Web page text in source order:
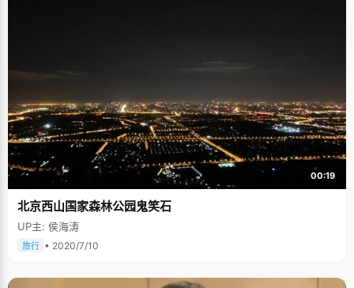
00:19
北京西山国家森林公园鬼笑石
UP主: 侯海涛
旅行 • 2020/7/10